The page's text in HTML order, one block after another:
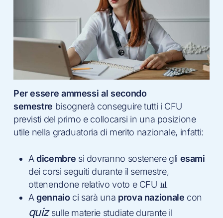
Per essere ammessi al secondo
semestre bisognerà conseguire tutti i CFU
previsti del primo e collocarsi in una posizione
utile nella graduatoria di merito nazionale, infatti:
Adicembre si dovranno sostenere gli esami
dei corsi seguiti durante il semestre,
ottenendone relativo voto e CFU 📊
Agennaioci sarà una prova nazionale con
quizsulle materie studiate durante il